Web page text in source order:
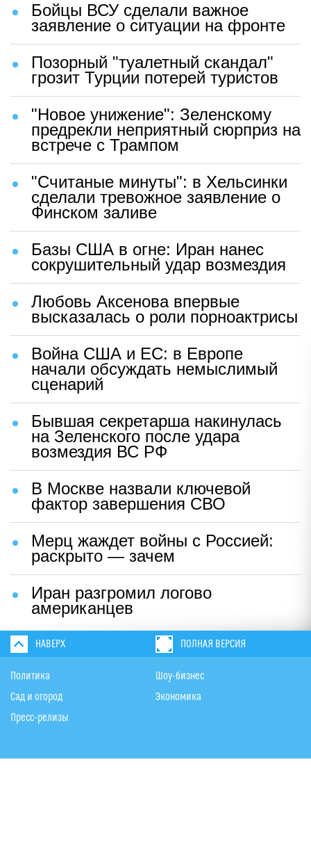
Бойцы ВСУ сделали важное
заявление о ситуации на фронте
Позорный "туалетный скандал"
грозит Турции потерей туристов
"Новое унижение": Зеленскому
предрекли неприятный сюрприз на
встрече с Трампом
"Считаные минуты": в Хельсинки
сделали тревожное заявление о
Финском заливе
Базы США в огне: Иран нанес
сокрушительный удар возмездия
Любовь Аксенова впервые
высказалась о роли порноактрисы
Война США и ЕС: в Европе
начали обсуждать немыслимый
сценарий
Бывшая секретарша накинулась
на Зеленского после удара
возмездия ВС РФ
В Москве назвали ключевой
фактор завершения СВО
Мерц жаждет войны с Россией:
раскрыто — зачем
Иран разгромил логово
американцев
НАВЕРХ ПОЛНАЯ ВЕРСИЯ
Политика
Сад и огород
Пресс-релизы
Шоу-бизнес
Экономика